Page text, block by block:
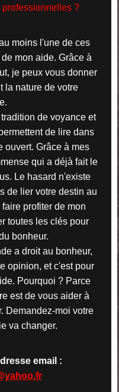
?
moins l'une de ces
mon aide. Grâce à
je peux vous donner
la nature de votre
de voyance et
de lire dans
ouvert. Grâce à mes
qui a déjà fait le
Le hasard n'existe
de lier votre destin au
profiter de mon
toutes les clés pour
bonheur.
a droit au bonheur,
opinion, et c'est pour
Pourquoi ? Parce
est de vous aider à
Demandez-moi votre
va changer.
email :